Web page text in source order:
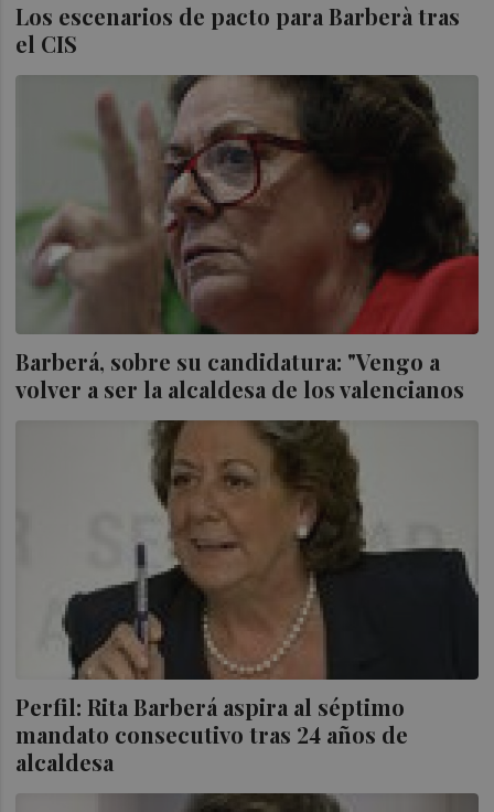
Los escenarios de pacto para Barberà tras
el CIS
Barberá, sobre su candidatura: "Vengo a
volver a ser la alcaldesa de los valencianos
Perfil: Rita Barberá aspira al séptimo
mandato consecutivo tras 24 años de
alcaldesa